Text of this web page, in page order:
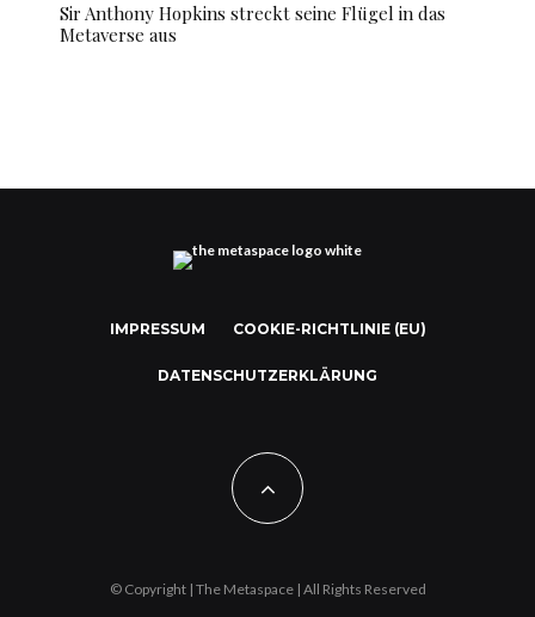
Sir Anthony Hopkins streckt seine Flügel in das
Metaverse aus
IMPRESSUM COOKIE-RICHTLINIE (EU)
DATENSCHUTZERKLÄRUNG
© Copyright | The Metaspace | All Rights Reserved